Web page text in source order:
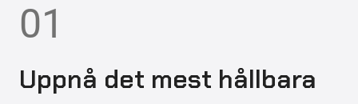
01
Uppnå det mest hållbara